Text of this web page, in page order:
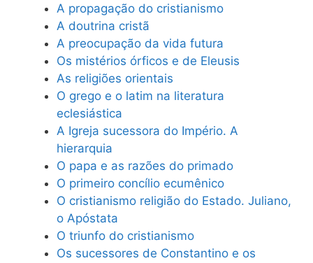
A propagação do cristianismo
A doutrina cristã
A preocupação da vida futura
Os mistérios órficos e de Eleusis
As religiões orientais
O grego e o latim na literatura
eclesiástica
A Igreja sucessora do Império. A
hierarquia
O papa e as razões do primado
O primeiro concílio ecumênico
O cristianismo religião do Estado. Juliano,
o Apóstata
O triunfo do cristianismo
Os sucessores de Constantino e os